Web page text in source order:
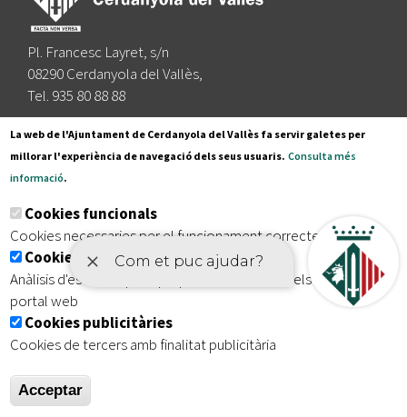
Pl. Francesc Layret, s/n
08290 Cerdanyola del Vallès,
Tel. 935 80 88 88
Segueix-nos a:
Subscriu-te al nostre butlletí
Inici | Avís legal | Protecció de dades Mapa del lloc
| Accessibilitat
La web de l'Ajuntament de Cerdanyola del Vallès fa servir galetes per
millorar l'experiència de navegació dels seus usuaris. Consulta més
informació.
Cookies funcionals
Cookies necessaries per el funcionament correcte de la web
Cookies analítiques
Anàlisis d'estadístiques que permeten millorar els serveis del
portal web
Cookies publicitàries
Cookies de tercers amb finalitat publicitària
Acceptar